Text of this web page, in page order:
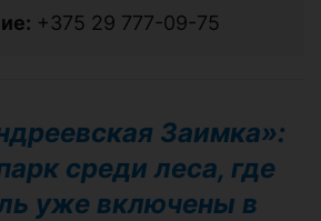
+375 29 777-09-75
Заимка»:
среди леса, где
уже включены в